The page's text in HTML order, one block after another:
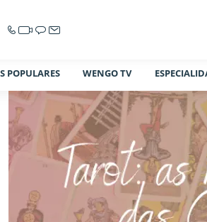
POPULARES WENGO TV